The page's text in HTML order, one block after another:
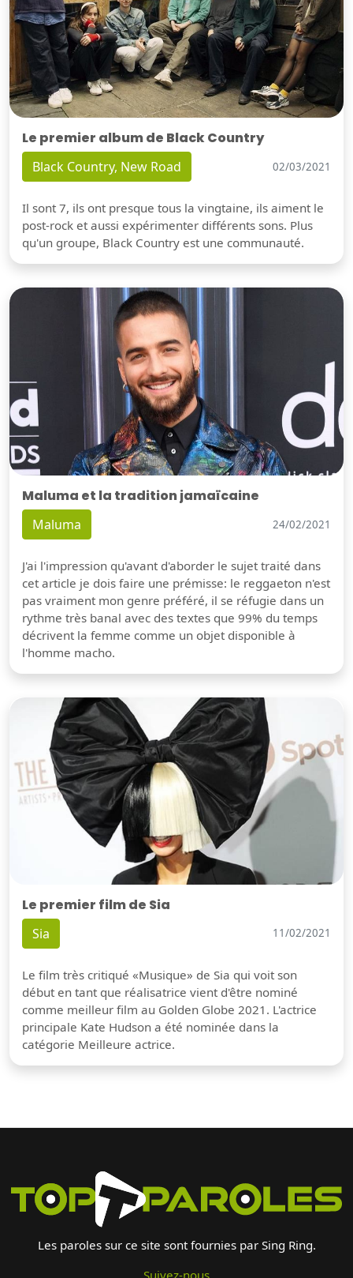
Le premier album de Black Country
Black Country, New Road 02/03/2021
Il sont 7, ils ont presque tous la vingtaine, ils aiment le
post-rock et aussi expérimenter différents sons. Plus
qu'un groupe, Black Country est une communauté.
Maluma et la tradition jamaïcaine
Maluma 24/02/2021
J'ai l'impression qu'avant d'aborder le sujet traité dans
cet article je dois faire une prémisse: le reggaeton n'est
pas vraiment mon genre préféré, il se réfugie dans un
rythme très banal avec des textes que 99% du temps
décrivent la femme comme un objet disponible à
l'homme macho.
Le premier film de Sia
Sia 11/02/2021
Le film très critiqué «Musique» de Sia qui voit son
début en tant que réalisatrice vient d'être nominé
comme meilleur film au Golden Globe 2021. L'actrice
principale Kate Hudson a été nominée dans la
catégorie Meilleure actrice.
Les paroles sur ce site sont fournies par Sing Ring.